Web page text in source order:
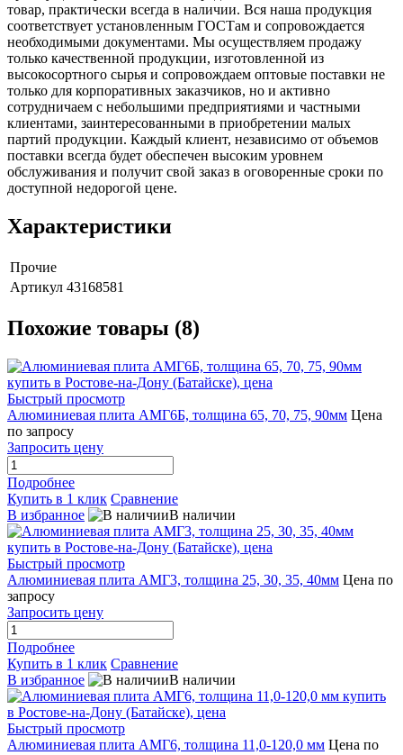
товар, практически всегда в наличии. Вся наша продукция
соответствует установленным ГОСТам и сопровождается
необходимыми документами. Мы осуществляем продажу
только качественной продукции, изготовленной из
высокосортного сырья и сопровождаем оптовые поставки не
только для корпоративных заказчиков, но и активно
сотрудничаем с небольшими предприятиями и частными
клиентами, заинтересованными в приобретении малых
партий продукции. Каждый клиент, независимо от объемов
поставки всегда будет обеспечен высоким уровнем
обслуживания и получит свой заказ в оговоренные сроки по
доступной недорогой цене.
Характеристики
Прочие
Артикул 43168581
Похожие товары (8)
Быстрый просмотр
Алюминиевая плита АМГ6Б, толщина 65, 70, 75, 90мм Цена
по запросу
Запросить цену
Подробнее
Купить в 1 клик Сравнение
В избранное
В наличии
Быстрый просмотр
Алюминиевая плита АМГ3, толщина 25, 30, 35, 40мм Цена по
запросу
Запросить цену
Подробнее
Купить в 1 клик Сравнение
В избранное
В наличии
Быстрый просмотр
Алюминиевая плита АМГ6, толщина 11,0-120,0 мм Цена по